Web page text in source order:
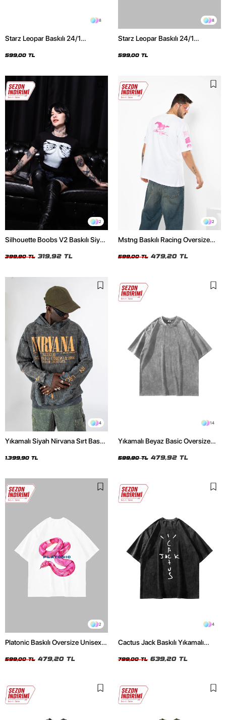
8
Starz Leopar Baskılı 24/1
599,00 TL
8
Starz Leopar Baskılı 24/1
599,00 TL
2
Silhouette Boobs V2 Baskılı Siyah
399,90 TL 319,92 TL
2
Mstng Baskılı Racing Oversize
599,00 TL 479,20 TL
4
Yıkamalı Siyah Nirvana Sırt Baskılı
1.399,90 TL
14
Yıkamalı Beyaz Basic Oversize
599,90 TL 479,92 TL
2
Platonic Baskılı Oversize Unisex
599,00 TL 479,20 TL
4
Cactus Jack Baskılı Yıkamalı
799,00 TL 639,20 TL